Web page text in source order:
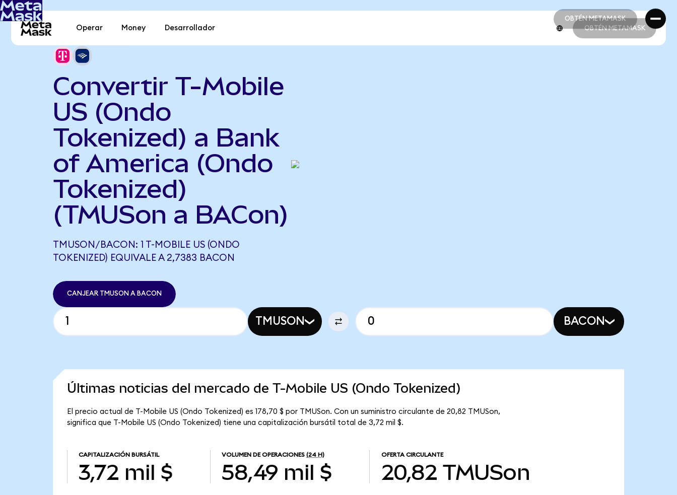
OBTÉN METAMASK
OBTÉN METAMASK
Operar Money Desarrollador OBTÉN METAMASK
Convertir T-Mobile
US (Ondo
Tokenized) a Bank
of America (Ondo
Tokenized)
(TMUSon a BACon)
TMUSON/BACON: 1 T-MOBILE US (ONDO
TOKENIZED) EQUIVALE A 2,7383 BACON
CANJEAR TMUSON A BACON
TMUSON BACON
Últimas noticias del mercado de T-Mobile US (Ondo Tokenized)
El precio actual de T-Mobile US (Ondo Tokenized) es 178,70 $ por TMUSon. Con un suministro circulante de 20,82 TMUSon,
significa que T-Mobile US (Ondo Tokenized) tiene una capitalización bursátil total de 3,72 mil $.
CAPITALIZACIÓN BURSÁTIL
3,72 mil $
VOLUMEN DE OPERACIONES (24 H)
58,49 mil $
OFERTA CIRCULANTE
20,82 TMUSon